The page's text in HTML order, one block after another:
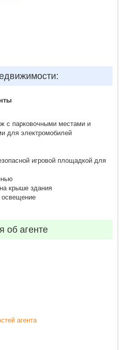
с парковочными местами и
для электромобилей
игровой площадкой для
крыше здания
освещение
об агенте
агента